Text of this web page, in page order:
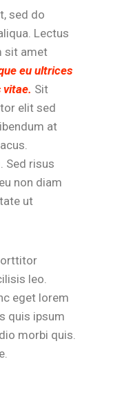
sed do
Lectus
sit amet
eu ultrices
vitae. Sit
elit sed
at
Sed risus
non diam
ut
leo.
eget lorem
quis ipsum
morbi quis.